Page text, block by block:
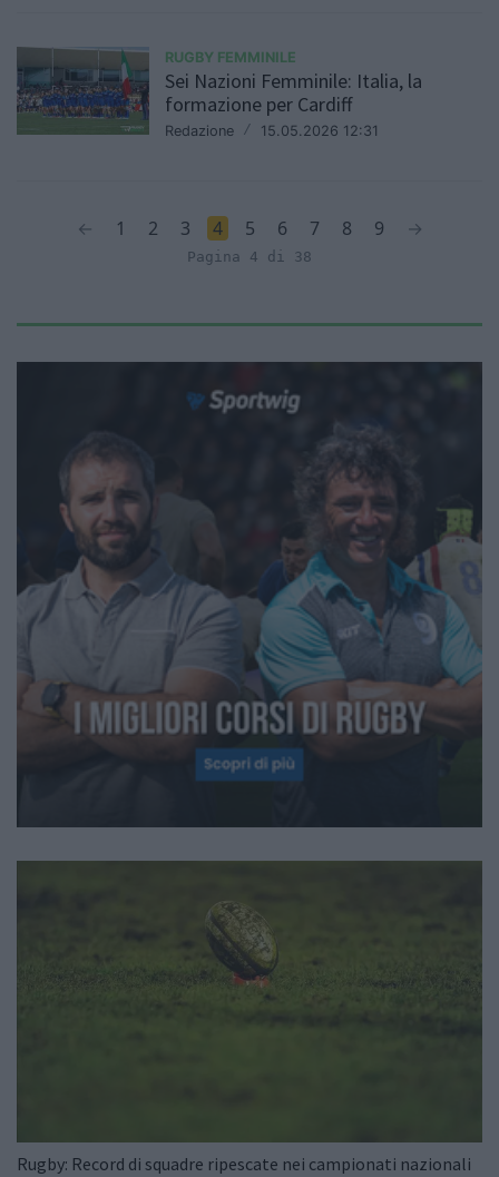
RUGBY FEMMINILE
Sei Nazioni Femminile: Italia, la
formazione per Cardiff
Redazione / 15.05.2026 12:31
← 1 2 3 4 5 6 7 8 9 →
Pagina 4 di 38
Rugby: Record di squadre ripescate nei campionati nazionali